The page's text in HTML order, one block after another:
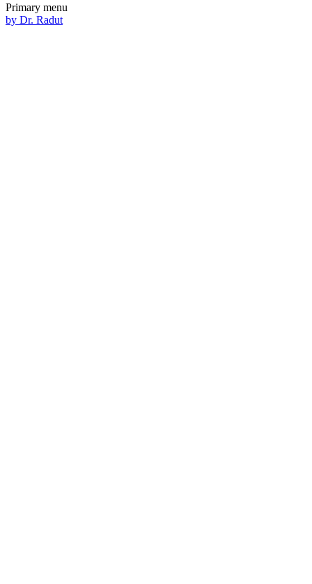
Primary menu
by Dr. Radut